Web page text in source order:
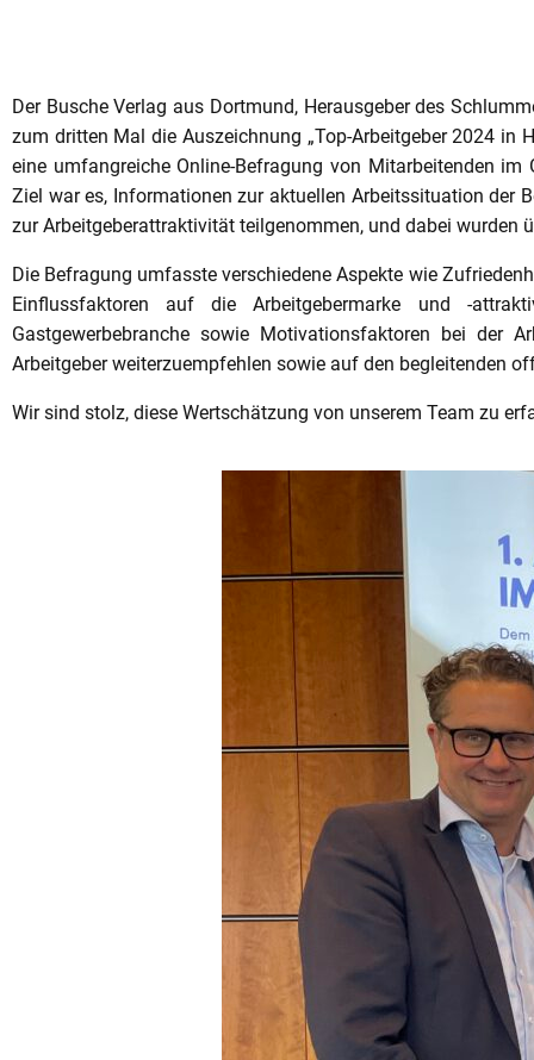
Der Busche Verlag aus Dortmund, Herausgeber des
zum dritten Mal die Auszeichnung „Top-Arbeitgeber 2024 in
eine umfangreiche Online-Befragung von Mitarbeitenden
Ziel war es, Informationen zur aktuellen Arbeitssituation der
zur Arbeitgeberattraktivität teilgenommen, und dabei wurden
Die Befragung umfasste verschiedene Aspekte wie
Einflussfaktoren auf die Arbeitgebermarke und -
Gastgewerbebranche sowie Motivationsfaktoren bei der
Arbeitgeber weiterzuempfehlen sowie auf den begleitenden
Wir sind stolz, diese Wertschätzung von unserem Team zu